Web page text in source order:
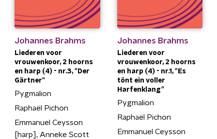
Johannes Brahms
Liederen voor
vrouwenkoor, 2 hoorns
en harp (4) - nr.3, "Der
Gärtner"
Pygmalion
Raphaël Pichon
Emmanuel Ceysson
[harp], Anneke Scott
Johannes Brahms
Liederen voor
vrouwenkoor, 2 hoorns
en harp (4) - nr.1, "Es
tönt ein voller
Harfenklang"
Pygmalion
Raphaël Pichon
Emmanuel Ceysson